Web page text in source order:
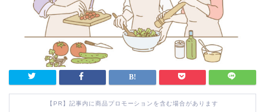
【PR】記事内に商品プロモーションを含む場合があります